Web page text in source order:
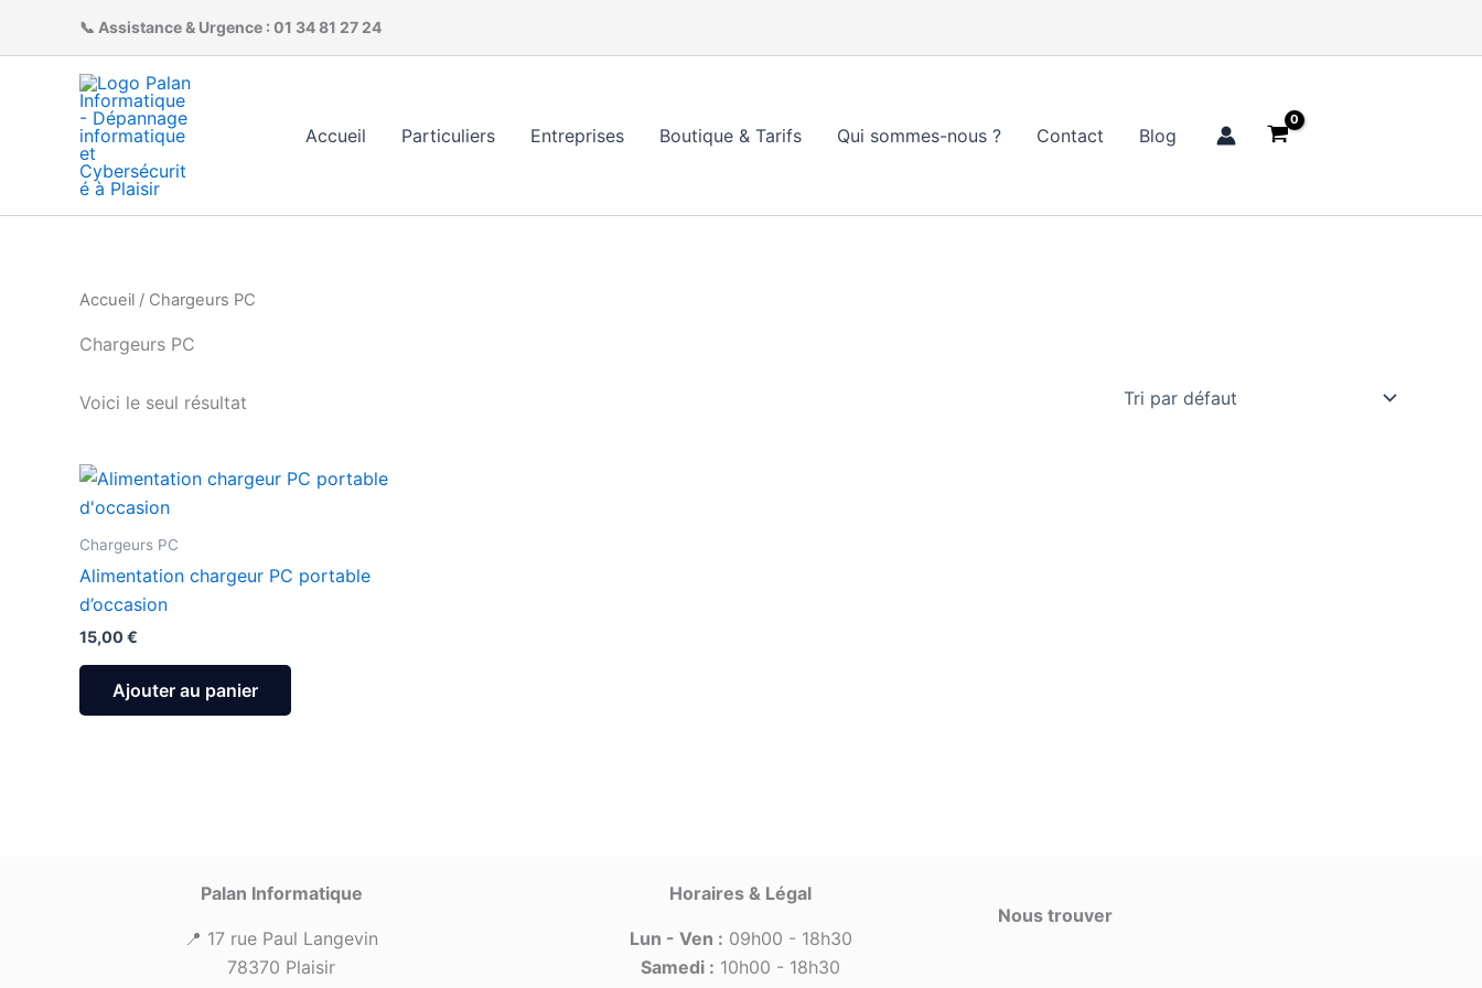
📞 Assistance & Urgence : 01 34 81 27 24
Accueil Particuliers Entreprises Boutique & Tarifs Qui sommes-nous ? Contact Blog
Accueil / Chargeurs PC
Chargeurs PC
Voici le seul résultat
Chargeurs PC
Alimentation chargeur PC portable
d’occasion
15,00€
Ajouter au panier
Palan Informatique
📍 17 rue Paul Langevin
78370 Plaisir
Horaires & Légal
Lun - Ven : 09h00 - 18h30
Samedi : 10h00 - 18h30
Nous trouver